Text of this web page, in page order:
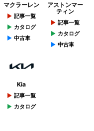
マクラーレン
記事一覧
カタログ
中古車
アストンマー
ティン
記事一覧
カタログ
中古車
Kia
記事一覧
カタログ